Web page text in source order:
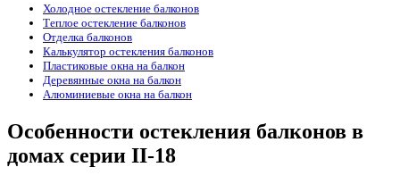
Холодное остекление балконов
Теплое остекление балконов
Отделка балконов
Калькулятор остекления балконов
Пластиковые окна на балкон
Деревянные окна на балкон
Алюминиевые окна на балкон
Особенности остекления балконов в
домах серии II-18